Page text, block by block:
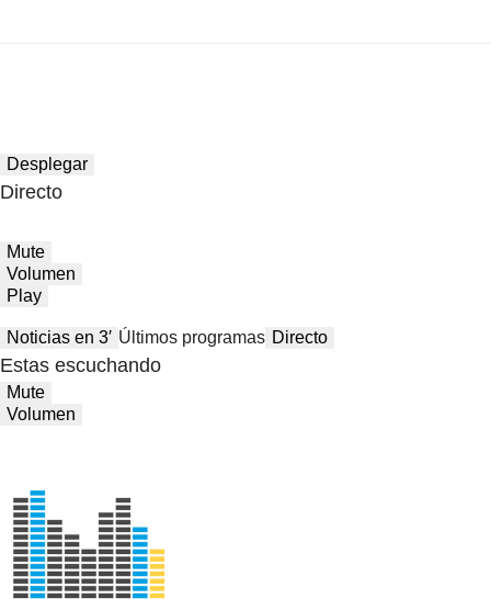
Desplegar
Directo
Mute
Volumen
Play
Noticias en 3′ Últimos programas Directo
Estas escuchando
Mute
Volumen